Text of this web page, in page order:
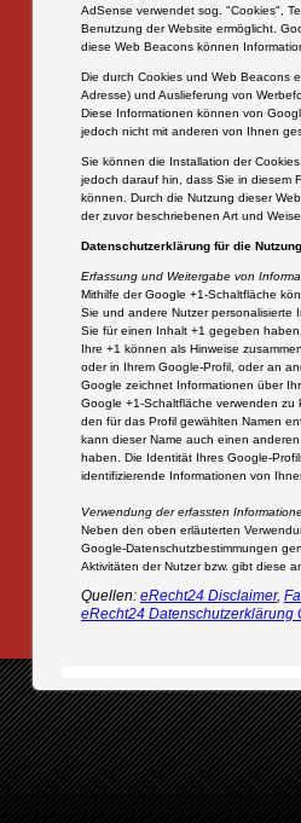
AdSense verwendet sog. "Cookies",
Benutzung der Website ermöglicht.
diese Web Beacons können
Die durch Cookies und Web Beacons
Adresse) und Auslieferung von
Diese Informationen können von
jedoch nicht mit anderen von Ihnen
Sie können die Installation der
jedoch darauf hin, dass Sie in diesem
können. Durch die Nutzung dieser
der zuvor beschriebenen Art und
Datenschutzerklärung für die
Erfassung und Weitergabe von
Mithilfe der Google +1-Schaltfläche
Sie und andere Nutzer personalisierte
Sie für einen Inhalt +1 gegeben
Ihre +1 können als Hinweise
oder in Ihrem Google-Profil, oder an
Google zeichnet Informationen über
Google +1-Schaltfläche verwenden
den für das Profil gewählten Namen
kann dieser Name auch einen
haben. Die Identität Ihres Google-
identifizierende Informationen von
Verwendung der erfassten
Neben den oben erläuterten
Google-Datenschutzbestimmungen
Aktivitäten der Nutzer bzw. gibt diese
Quellen: eRecht24 Disclaimer,
eRecht24 Datenschutzerklärung